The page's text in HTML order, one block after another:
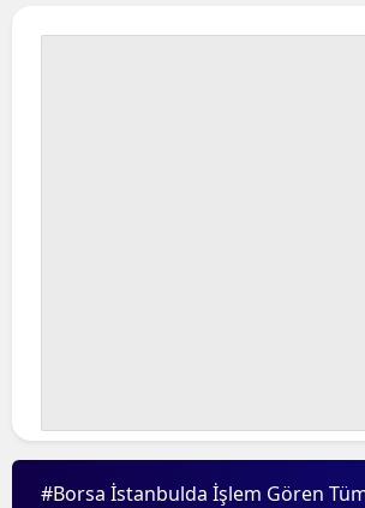
#Borsa İstanbulda İşlem Gören